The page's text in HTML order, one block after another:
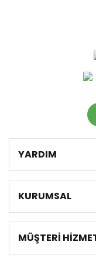
YARDIM
KURUMSAL
MÜŞTERİ